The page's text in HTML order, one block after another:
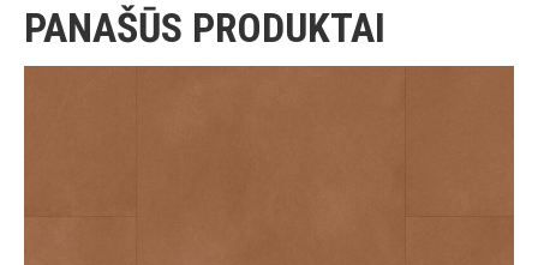
PANAŠŪS PRODUKTAI